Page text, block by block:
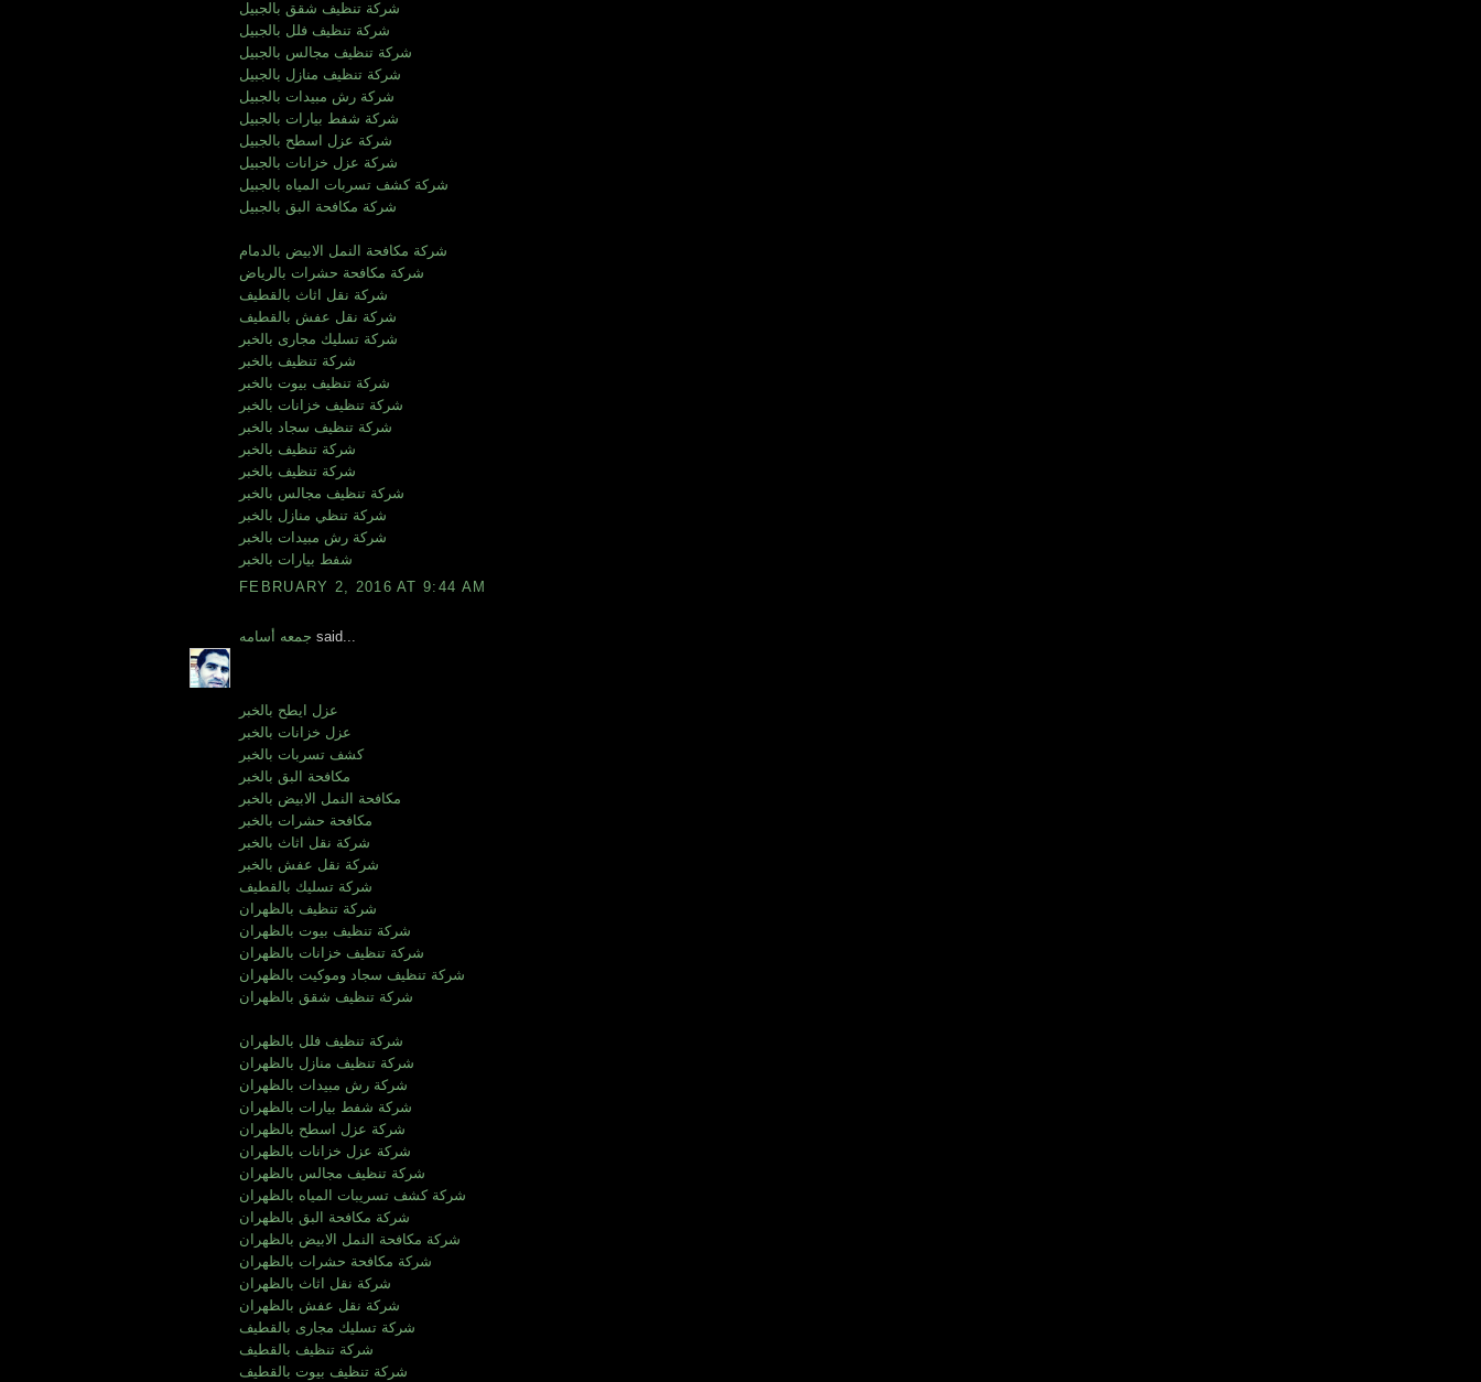
شركة تنظيف شقق بالجبيل
شركة تنظيف فلل بالجبيل
شركة تنظيف مجالس بالجبيل
شركة تنظيف منازل بالجبيل
شركة رش مبيدات بالجبيل
شركة شفط بيارات بالجبيل
شركة عزل اسطح بالجبيل
شركة عزل خزانات بالجبيل
شركة كشف تسربات المياه بالجبيل
شركة مكافحة البق بالجبيل
شركة مكافحة النمل الابيض بالدمام
شركة مكافحة حشرات بالرياض
شركة نقل اثاث بالقطيف
شركة نقل عفش بالقطيف
شركة تسليك مجارى بالخبر
شركة تنظيف بالخبر
شركة تنظيف بيوت بالخبر
شركة تنظيف خزانات بالخبر
شركة تنظيف سجاد بالخبر
شركة تنظيف بالخبر
شركة تنظيف بالخبر
شركة تنظيف مجالس بالخبر
شركة تنظي منازل بالخبر
شركة رش مبيدات بالخبر
شفط بيارات بالخبر
FEBRUARY 2, 2016 AT 9:44 AM
جمعه أسامه said...
عزل ايطح بالخبر
عزل خزانات بالخبر
كشف تسربات بالخبر
مكافحة البق بالخبر
مكافحة النمل الابيض بالخبر
مكافحة حشرات بالخبر
شركة نقل اثاث بالخبر
شركة نقل عفش بالخبر
شركة تسليك بالقطيف
شركة تنظيف بالظهران
شركة تنظيف بيوت بالظهران
شركة تنظيف خزانات بالظهران
شركة تنظيف سجاد وموكيت بالظهران
شركة تنظيف شقق بالظهران
شركة تنظيف فلل بالظهران
شركة تنظيف منازل بالظهران
شركة رش مبيدات بالظهران
شركة شفط بيارات بالظهران
شركة عزل اسطح بالظهران
شركة عزل خزانات بالظهران
شركة تنظيف مجالس بالظهران
شركة كشف تسريبات المياه بالظهران
شركة مكافحة البق بالظهران
شركة مكافحة النمل الابيض بالظهران
شركة مكافحة حشرات بالظهران
شركة نقل اثاث بالظهران
شركة نقل عفش بالظهران
شركة تسليك مجارى بالقطيف
شركة تنظيف بالقطيف
شركة تنظيف بيوت بالقطيف